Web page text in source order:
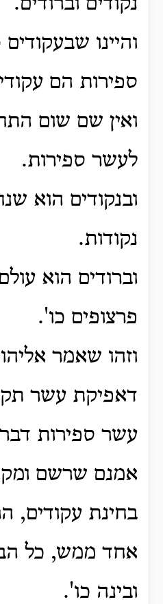
והיינו
ספירות הם
ואין שם שום
לעשר ספירות.
ובנקודים הוא
נקודות.
וברודים הוא
פרצופים כו'.
וזהו שאמר
דאפיקת עשר
עשר ספירות
אמנם שרשם
בחינת עקודים,
אחד ממש, כל
ובינה כו'.